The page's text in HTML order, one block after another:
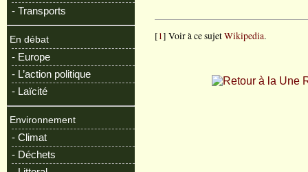
- Transports
En débat
- Europe
- L’action politique
- Laïcité
Environnement
- Climat
- Déchets
[1] Voir à ce sujetWikipedia.